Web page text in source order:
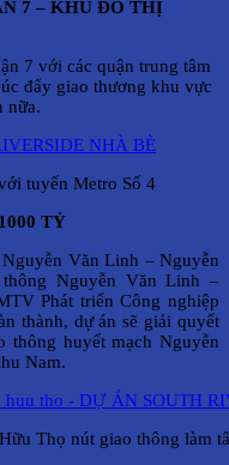
7 – KHU ĐÔ THỊ
7 với các quận trung tâm
đẩy giao thương khu vực
nữa.
tuyến Metro Số 4
TỶ
Văn Linh – Nguyễn
Nguyễn Văn Linh –
Phát triển Công nghiệp
thành, dự án sẽ giải quyết
thông huyết mạch Nguyễn
Nam.
Thọ nút giao thông làm